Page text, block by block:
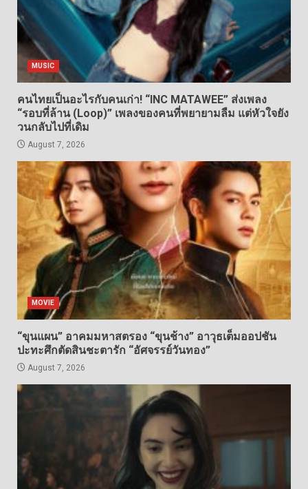
MUSIC
คนไทยเป็นอะไรกับคนเก่า! “INC MATAWEE” ส่งเพลง
“รอบที่ล้าน (Loop)” เพลงของคนที่พยายามลืม แต่หัวใจยัง
วนกลับไปที่เดิม
August 7, 2026
MOVIE
“ขุนแผน” อาคมมหาสตรอง “ขุนช้าง” อาวุธเต็มออปชัน
ปะทะศึกตัดสินชะตารัก “อัศจรรย์วันทอง”
August 7, 2026